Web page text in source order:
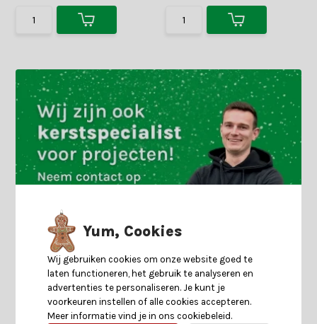
Neem contact op
Yum, Cookies
Wij gebruiken cookies om onze website goed te
laten functioneren, het gebruik te analyseren en
advertenties te personaliseren. Je kunt je
voorkeuren instellen of alle cookies accepteren.
Meer informatie vind je in ons cookiebeleid.